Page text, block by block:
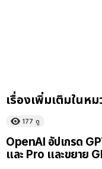
เรื่องเพิ่มเติมในห
177 ดู
OpenAI อัปเกรด
และ Pro และขยาย